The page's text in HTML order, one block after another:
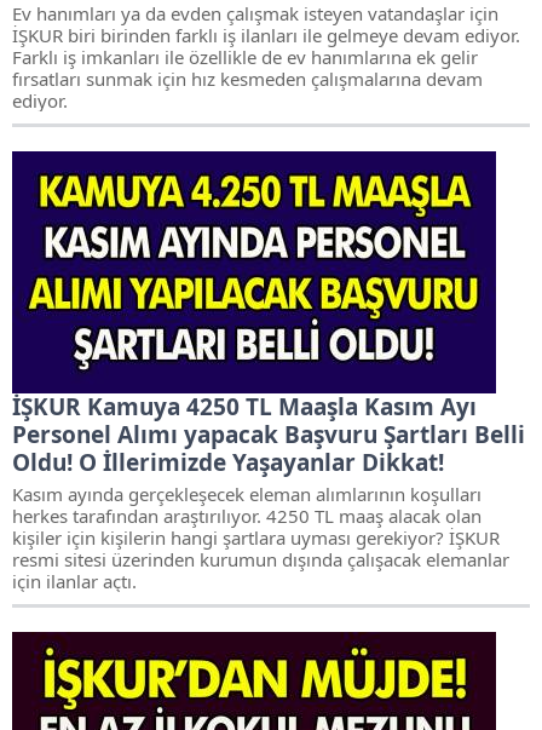
Ev hanımları ya da evden çalışmak isteyen vatandaşlar için
İŞKUR biri birinden farklı iş ilanları ile gelmeye devam ediyor.
Farklı iş imkanları ile özellikle de ev hanımlarına ek gelir
fırsatları sunmak için hız kesmeden çalışmalarına devam
ediyor.
İŞKUR Kamuya 4250 TL Maaşla Kasım Ayı
Personel Alımı yapacak Başvuru Şartları Belli
Oldu! O İllerimizde Yaşayanlar Dikkat!
Kasım ayında gerçekleşecek eleman alımlarının koşulları
herkes tarafından araştırılıyor. 4250 TL maaş alacak olan
kişiler için kişilerin hangi şartlara uyması gerekiyor? İŞKUR
resmi sitesi üzerinden kurumun dışında çalışacak elemanlar
için ilanlar açtı.